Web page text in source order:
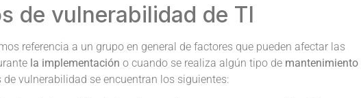
de vulnerabilidad de TI
referencia a un grupo en general de factores que pueden afectar las
la implementación o cuando se realiza algún tipo de mantenimiento
vulnerabilidad se encuentran los siguientes: